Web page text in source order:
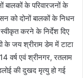
बालकों के परिवारजनों के
को दोनों बालकों के निधन
करने के निर्देश दिए
के जय श्रीराम डेम में टाटा
वर्ष एवं श्रीनगर, रतलाम
की दुखद मृत्यु हो गई